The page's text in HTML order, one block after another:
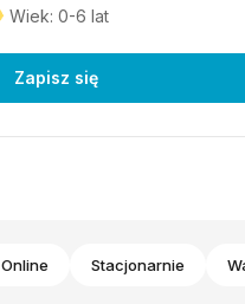
Wiek: 0-6 lat
Zapisz się
Online Stacjonarnie